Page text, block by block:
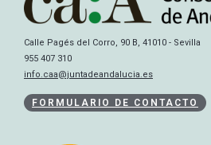
Calle Pagés del Corro, 90 B, 41010 - Sevilla
955 407 310
info.caa@juntadeandalucia.es
FORMULARIO DE CONTACTO